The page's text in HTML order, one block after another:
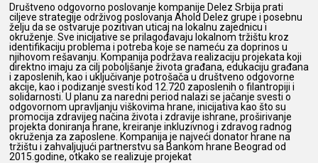
Društveno odgovorno poslovanje kompanije Delez Srbija prati
ciljeve strategije održivog poslovanja Ahold Delez grupe i posebnu
želju da se ostvaruje pozitivan uticaj na lokalnu zajednicu i
okruženje. Sve inicijative se prilagođavaju lokalnom tržištu kroz
identifikaciju problema i potreba koje se nameću za doprinos u
njihovom rešavanju. Kompanija podržava realizaciju projekata koji
direktno imaju za cilj poboljšanje života građana, edukaciju građana
i zaposlenih, kao i uključivanje potrošača u društveno odgovorne
akcije, kao i podizanje svesti kod 12.720 zaposlenih o filantropiji i
solidarnosti. U planu za naredni period nalazi se jačanje svesti o
odgovornom upravljanju viškovima hrane, inicijativa kao što su
promocija zdravijeg načina života i zdravije ishrane, proširivanje
projekta doniranja hrane, kreiranje inkluzivnog i zdravog radnog
okruženja za zaposlene. Kompanija je najveći donator hrane na
tržištu i zahvaljujući partnerstvu sa Bankom hrane Beograd od
2015.godine, otkako se realizuje projekat